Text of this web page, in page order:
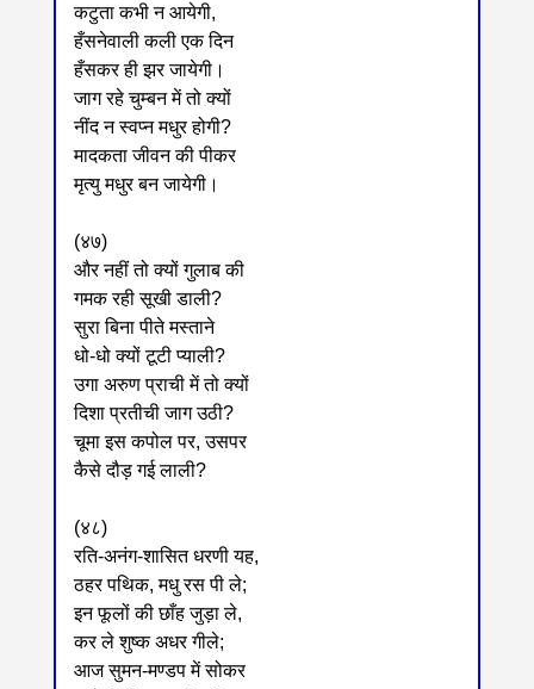
कटुता कभी न आयेगी,
हँसनेवाली कली एक दिन
हँसकर ही झर जायेगी।
जाग रहे चुम्बन में तो क्यों
नींद न स्वप्न मधुर होगी?
मादकता जीवन की पीकर
मृत्यु मधुर बन जायेगी।
(४७)
और नहीं तो क्यों गुलाब की
गमक रही सूखी डाली?
सुरा बिना पीते मस्ताने
धो-धो क्यों टूटी प्याली?
उगा अरुण प्राची में तो क्यों
दिशा प्रतीची जाग उठी?
चूमा इस कपोल पर, उसपर
कैसे दौड़ गई लाली?
(४८)
रति-अनंग-शासित धरणी यह,
ठहर पथिक, मधु रस पी ले;
इन फूलों की छाँह जुड़ा ले,
कर ले शुष्क अधर गीले;
आज सुमन-मण्डप में सोकर